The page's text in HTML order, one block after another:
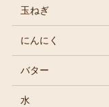
玉ねぎ
にんにく
バター
水